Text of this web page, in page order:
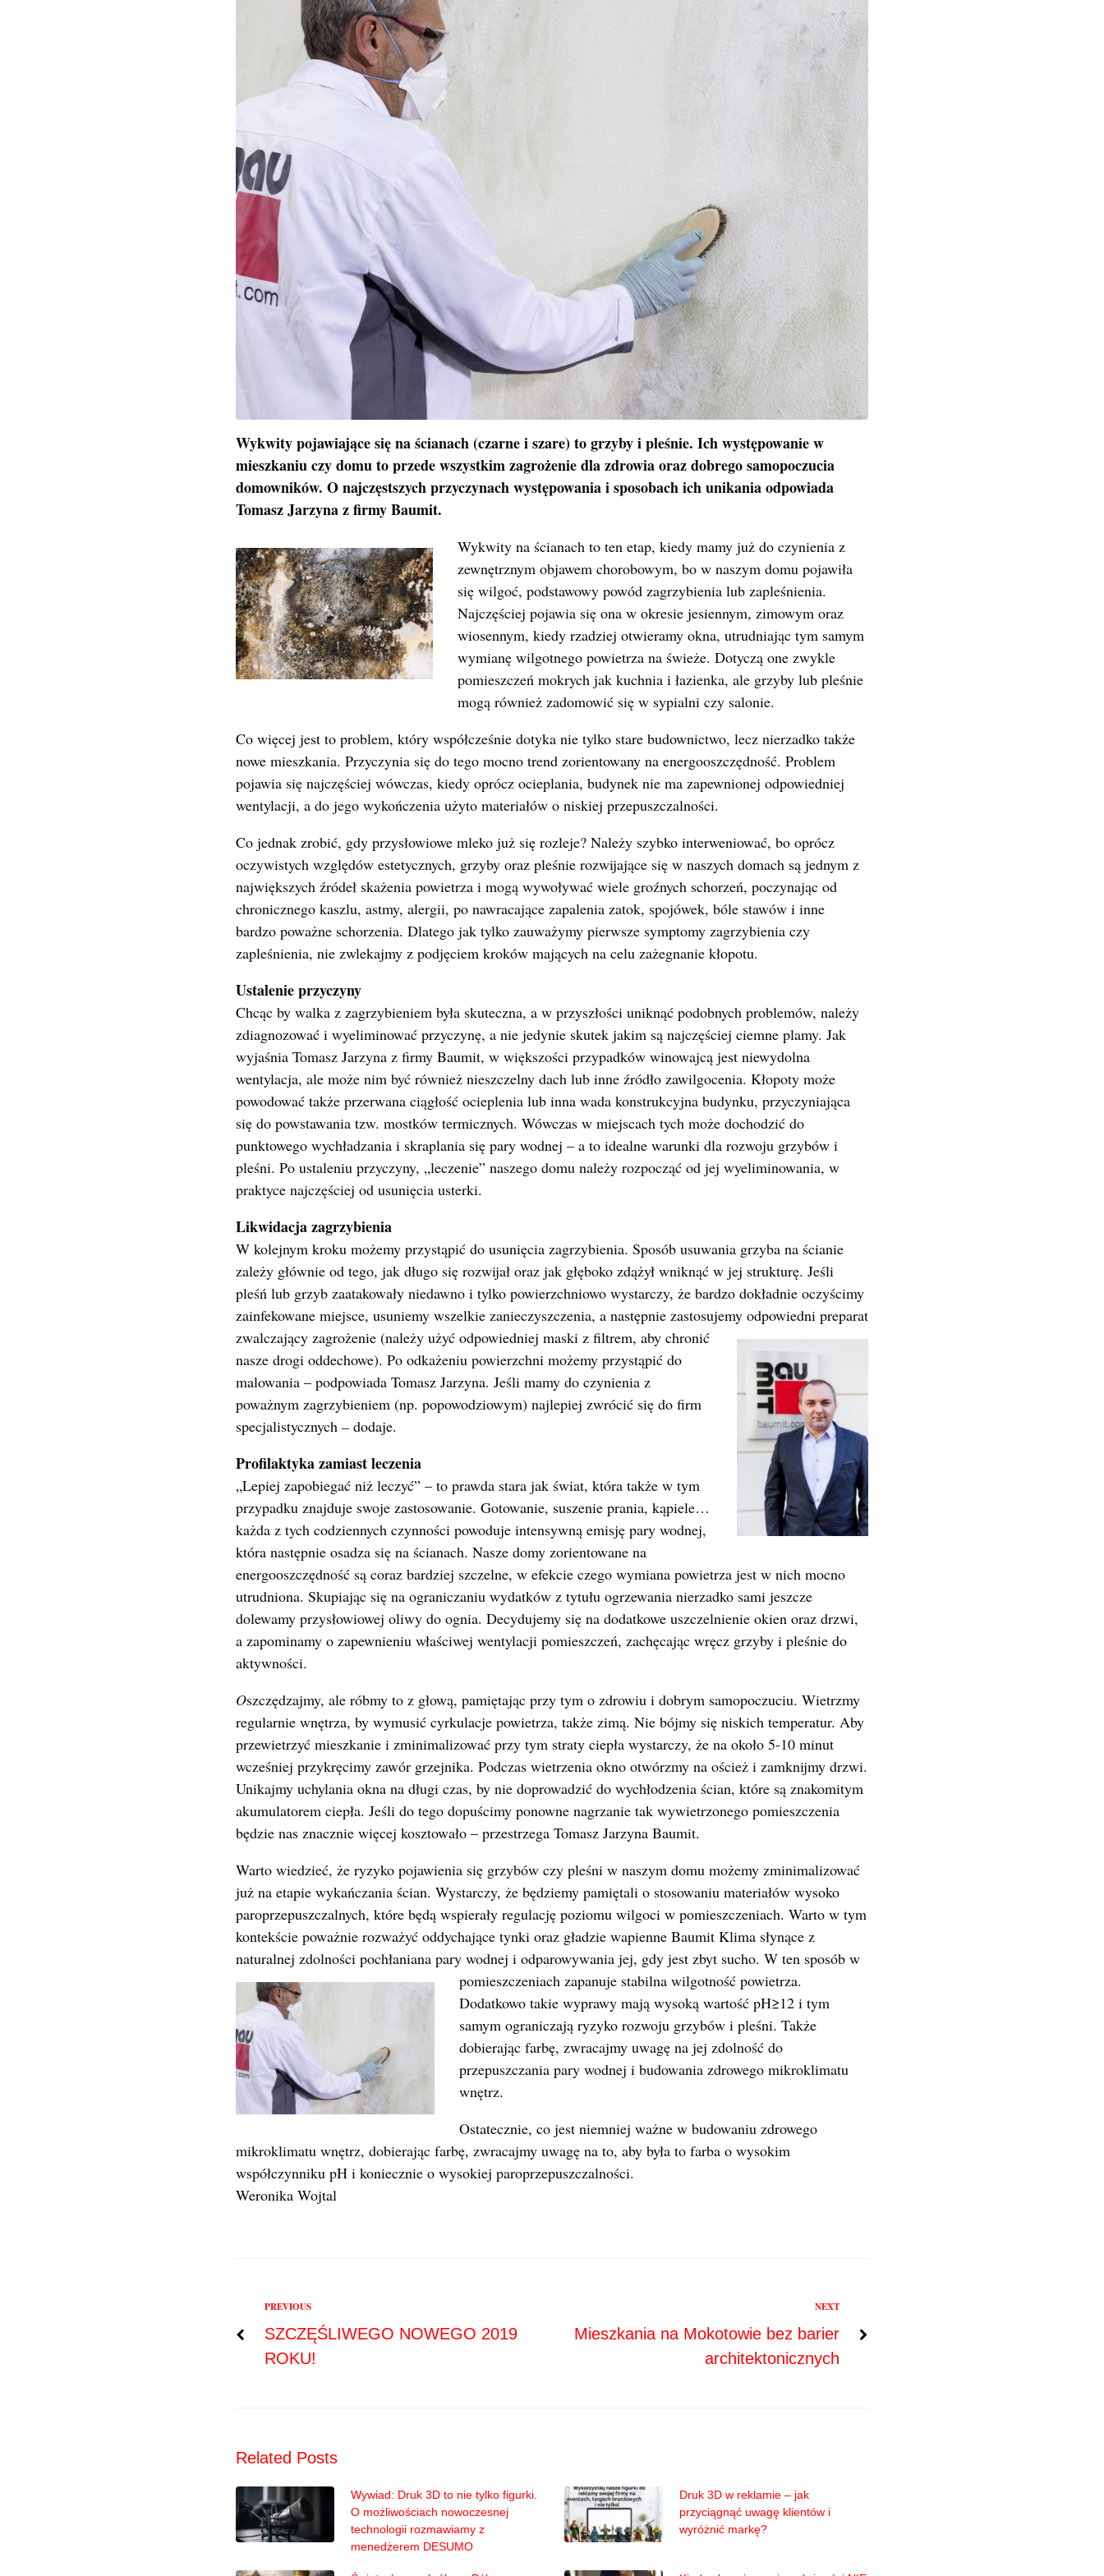
Wykwity pojawiające się na ścianach (czarne i szare) to grzyby i pleśnie. Ich występowanie w
mieszkaniu czy domu to przede wszystkim zagrożenie dla zdrowia oraz dobrego samopoczucia
domowników. O najczęstszych przyczynach występowania i sposobach ich unikania odpowiada
Tomasz Jarzyna z firmy Baumit.
Wykwity na ścianach to ten etap, kiedy mamy już do czynienia z
zewnętrznym objawem chorobowym, bo w naszym domu pojawiła
się wilgoć, podstawowy powód zagrzybienia lub zapleśnienia.
Najczęściej pojawia się ona w okresie jesiennym, zimowym oraz
wiosennym, kiedy rzadziej otwieramy okna, utrudniając tym samym
wymianę wilgotnego powietrza na świeże. Dotyczą one zwykle
pomieszczeń mokrych jak kuchnia i łazienka, ale grzyby lub pleśnie
mogą również zadomowić się w sypialni czy salonie.
Co więcej jest to problem, który współcześnie dotyka nie tylko stare budownictwo, lecz nierzadko także
nowe mieszkania. Przyczynia się do tego mocno trend zorientowany na energooszczędność. Problem
pojawia się najczęściej wówczas, kiedy oprócz ocieplania, budynek nie ma zapewnionej odpowiedniej
wentylacji, a do jego wykończenia użyto materiałów o niskiej przepuszczalności.
Co jednak zrobić, gdy przysłowiowe mleko już się rozleje? Należy szybko interweniować, bo oprócz
oczywistych względów estetycznych, grzyby oraz pleśnie rozwijające się w naszych domach są jednym z
największych źródeł skażenia powietrza i mogą wywoływać wiele groźnych schorzeń, poczynając od
chronicznego kaszlu, astmy, alergii, po nawracające zapalenia zatok, spojówek, bóle stawów i inne
bardzo poważne schorzenia. Dlatego jak tylko zauważymy pierwsze symptomy zagrzybienia czy
zapleśnienia, nie zwlekajmy z podjęciem kroków mających na celu zażegnanie kłopotu.
Ustalenie przyczyny
Chcąc by walka z zagrzybieniem była skuteczna, a w przyszłości uniknąć podobnych problemów, należy
zdiagnozować i wyeliminować przyczynę, a nie jedynie skutek jakim są najczęściej ciemne plamy. Jak
wyjaśnia Tomasz Jarzyna z firmy Baumit, w większości przypadków winowajcą jest niewydolna
wentylacja, ale może nim być również nieszczelny dach lub inne źródło zawilgocenia. Kłopoty może
powodować także przerwana ciągłość ocieplenia lub inna wada konstrukcyjna budynku, przyczyniająca
się do powstawania tzw. mostków termicznych. Wówczas w miejscach tych może dochodzić do
punktowego wychładzania i skraplania się pary wodnej – a to idealne warunki dla rozwoju grzybów i
pleśni. Po ustaleniu przyczyny, „leczenie” naszego domu należy rozpocząć od jej wyeliminowania, w
praktyce najczęściej od usunięcia usterki.
Likwidacja zagrzybienia
W kolejnym kroku możemy przystąpić do usunięcia zagrzybienia. Sposób usuwania grzyba na ścianie
zależy głównie od tego, jak długo się rozwijał oraz jak głęboko zdążył wniknąć w jej strukturę. Jeśli
pleśń lub grzyb zaatakowały niedawno i tylko powierzchniowo wystarczy, że bardzo dokładnie oczyścimy
zainfekowane miejsce, usuniemy wszelkie zanieczyszczenia, a następnie zastosujemy odpowiedni preparat
zwalczający zagrożenie (należy użyć odpowiedniej maski z filtrem, aby chronić
nasze drogi oddechowe). Po odkażeniu powierzchni możemy przystąpić do
malowania – podpowiada Tomasz Jarzyna. Jeśli mamy do czynienia z
poważnym zagrzybieniem (np. popowodziowym) najlepiej zwrócić się do firm
specjalistycznych – dodaje.
Profilaktyka zamiast leczenia
„Lepiej zapobiegać niż leczyć” – to prawda stara jak świat, która także w tym
przypadku znajduje swoje zastosowanie. Gotowanie, suszenie prania, kąpiele…
każda z tych codziennych czynności powoduje intensywną emisję pary wodnej,
która następnie osadza się na ścianach. Nasze domy zorientowane na
energooszczędność są coraz bardziej szczelne, w efekcie czego wymiana powietrza jest w nich mocno
utrudniona. Skupiając się na ograniczaniu wydatków z tytułu ogrzewania nierzadko sami jeszcze
dolewamy przysłowiowej oliwy do ognia. Decydujemy się na dodatkowe uszczelnienie okien oraz drzwi,
a zapominamy o zapewnieniu właściwej wentylacji pomieszczeń, zachęcając wręcz grzyby i pleśnie do
aktywności.
Oszczędzajmy, ale róbmy to z głową, pamiętając przy tym o zdrowiu i dobrym samopoczuciu. Wietrzmy
regularnie wnętrza, by wymusić cyrkulacje powietrza, także zimą. Nie bójmy się niskich temperatur. Aby
przewietrzyć mieszkanie i zminimalizować przy tym straty ciepła wystarczy, że na około 5-10 minut
wcześniej przykręcimy zawór grzejnika. Podczas wietrzenia okno otwórzmy na oścież i zamknijmy drzwi.
Unikajmy uchylania okna na długi czas, by nie doprowadzić do wychłodzenia ścian, które są znakomitym
akumulatorem ciepła. Jeśli do tego dopuścimy ponowne nagrzanie tak wywietrzonego pomieszczenia
będzie nas znacznie więcej kosztowało – przestrzega Tomasz Jarzyna Baumit.
Warto wiedzieć, że ryzyko pojawienia się grzybów czy pleśni w naszym domu możemy zminimalizować
już na etapie wykańczania ścian. Wystarczy, że będziemy pamiętali o stosowaniu materiałów wysoko
paroprzepuszczalnych, które będą wspierały regulację poziomu wilgoci w pomieszczeniach. Warto w tym
kontekście poważnie rozważyć oddychające tynki oraz gładzie wapienne Baumit Klima słynące z
naturalnej zdolności pochłaniana pary wodnej i odparowywania jej, gdy jest zbyt sucho. W ten sposób w
pomieszczeniach zapanuje stabilna wilgotność powietrza.
Dodatkowo takie wyprawy mają wysoką wartość pH≥12 i tym
samym ograniczają ryzyko rozwoju grzybów i pleśni. Także
dobierając farbę, zwracajmy uwagę na jej zdolność do
przepuszczania pary wodnej i budowania zdrowego mikroklimatu
wnętrz.
Ostatecznie, co jest niemniej ważne w budowaniu zdrowego
mikroklimatu wnętrz, dobierając farbę, zwracajmy uwagę na to, aby była to farba o wysokim
współczynniku pH i koniecznie o wysokiej paroprzepuszczalności.
Weronika Wojtal
Nawigacja
wpisu
Previous
PREVIOUS
SZCZĘŚLIWEGO NOWEGO 2019
ROKU!
NEXT
Mieszkania na Mokotowie bez barier
architektonicznych
Related Posts
Wywiad: Druk 3D to nie tylko figurki.
O możliwościach nowoczesnej
technologii rozmawiamy z
menedżerem DESUMO
Druk 3D w reklamie – jak
przyciągnąć uwagę klientów i
wyróżnić markę?